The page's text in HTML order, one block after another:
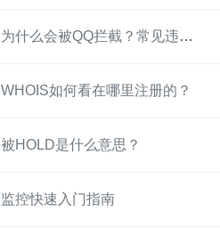
域名为什么会被QQ拦截？常见违规行为与避免方法
如何看在哪里注册的？
HOLD是什么意思？
控快速入门指南